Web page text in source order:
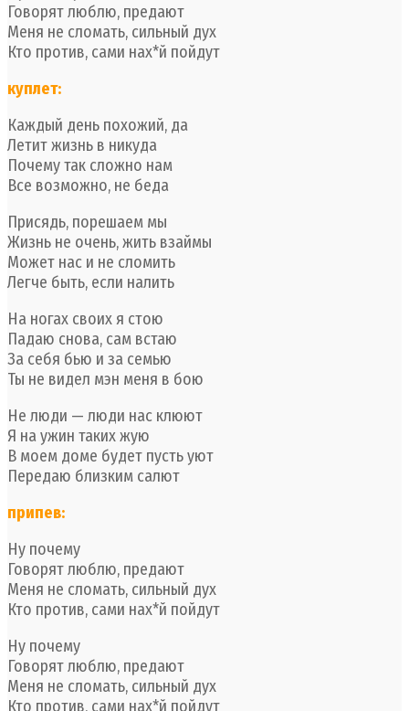
Говорят люблю, предают
Меня не сломать, сильный дух
Кто против, сами нах*й пойдут
куплет:
Каждый день похожий, да
Летит жизнь в никуда
Почему так сложно нам
Все возможно, не беда
Присядь, порешаем мы
Жизнь не очень, жить взаймы
Может нас и не сломить
Легче быть, если налить
На ногах своих я стою
Падаю снова, сам встаю
За себя бью и за семью
Ты не видел мэн меня в бою
Не люди — люди нас клюют
Я на ужин таких жую
В моем доме будет пусть уют
Передаю близким салют
припев:
Ну почему
Говорят люблю, предают
Меня не сломать, сильный дух
Кто против, сами нах*й пойдут
Ну почему
Говорят люблю, предают
Меня не сломать, сильный дух
Кто против, сами нах*й пойдут